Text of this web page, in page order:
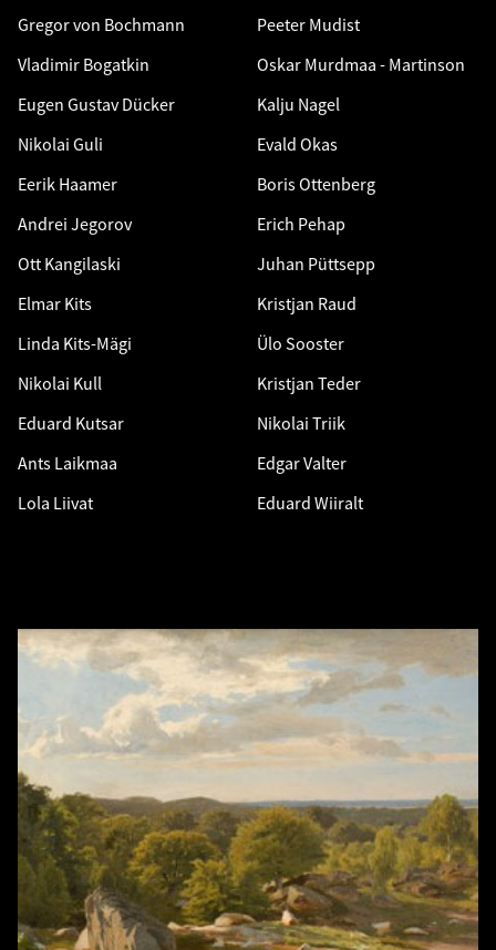
Gregor von Bochmann
Vladimir Bogatkin
Eugen Gustav Dücker
Nikolai Guli
Eerik Haamer
Andrei Jegorov
Ott Kangilaski
Elmar Kits
Linda Kits-Mägi
Nikolai Kull
Eduard Kutsar
Ants Laikmaa
Lola Liivat
Peeter Mudist
Oskar Murdmaa - Martinson
Kalju Nagel
Evald Okas
Boris Ottenberg
Erich Pehap
Juhan Püttsepp
Kristjan Raud
Ülo Sooster
Kristjan Teder
Nikolai Triik
Edgar Valter
Eduard Wiiralt